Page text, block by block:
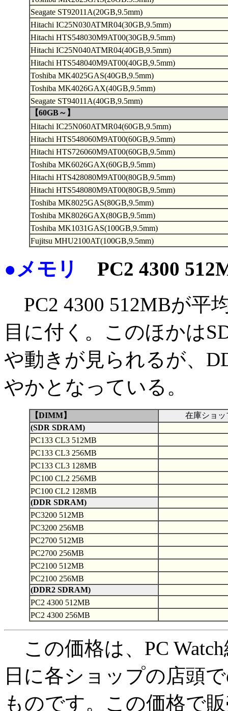
Seagate ST92011A(20GB,9.5mm)
Hitachi IC25N030ATMR04(30GB,9.5mm)
Hitachi HTS548030M9AT00(30GB,9.5mm)
Hitachi IC25N040ATMR04(40GB,9.5mm)
Hitachi HTS548040M9AT00(40GB,9.5mm)
Toshiba MK4025GAS(40GB,9.5mm)
Toshiba MK4026GAX(40GB,9.5mm)
Seagate ST94011A(40GB,9.5mm)
【60GB～】
Hitachi IC25N060ATMR04(60GB,9.5mm)
Hitachi HTS548060M9AT00(60GB,9.5mm)
Hitachi HTS726060M9AT00(60GB,9.5mm)
Toshiba MK6026GAX(60GB,9.5mm)
Hitachi HTS428080M9AT00(80GB,9.5mm)
Hitachi HTS548080M9AT00(80GB,9.5mm)
Toshiba MK8025GAS(80GB,9.5mm)
Toshiba MK8026GAX(80GB,9.5mm)
Toshiba MK1031GAS(100GB,9.5mm)
Fujitsu MHU2100AT(100GB,9.5mm)
●メモリ
PC2 4300
PC2 4300 512MBが平
目に付く。このほかは
や動きが見られるが、
やかとなっている。
【DIMM】
在庫ショッ
(SDR SDRAM)
PC133 CL3 512MB
PC133 CL3 256MB
PC133 CL3 128MB
PC100 CL2 256MB
PC100 CL2 128MB
(DDR SDRAM)
PC3200 512MB
PC3200 256MB
PC2700 512MB
PC2700 256MB
PC2100 512MB
PC2100 256MB
(DDR2 SDRAM)
PC2 4300 512MB
PC2 4300 256MB
この価格は、PC
日に各ショップの店頭
ものです。この価格で